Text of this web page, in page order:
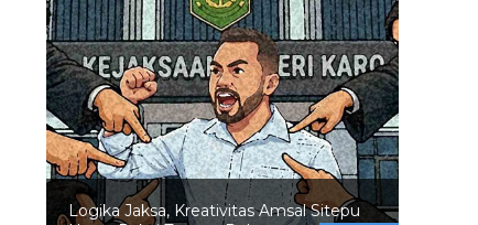
Logika Jaksa, Kreativitas Amsal Sitepu